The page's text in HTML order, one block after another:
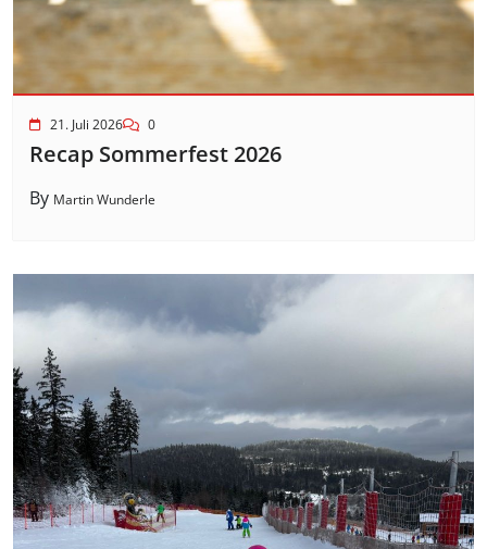
21. Juli 2026 0
Recap Sommerfest 2026
By Martin Wunderle